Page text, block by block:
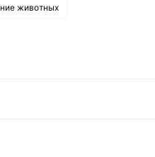
животных